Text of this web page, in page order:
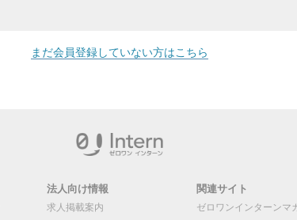
まだ会員登録していない方はこちら
法人向け情報
求人掲載案内
関連サイト
ゼロワンインターンマ